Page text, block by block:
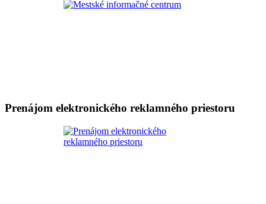
Prenájom elektronického reklamného priestoru